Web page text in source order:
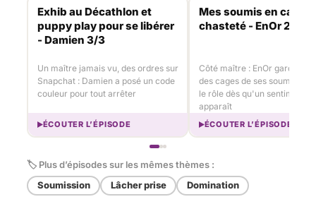
Exhib au Décathlon et
puppy play pour se libérer
- Damien 3/3
Un maître jamais vu, des ordres sur
Snapchat : Damien a posé un code
couleur pour tout arrêter
ÉCOUTER L’ÉPISODE
Mes soumis en cage
chasteté - EnOr 2/2
Côté maître : EnOr garde les
des cages de ses soumis et
le rôle dès qu'un sentiment
apparaît
ÉCOUTER L’ÉPISODE
🏷 Plus d’épisodes sur les mêmes thèmes :
Soumission
Lâcher prise Domination